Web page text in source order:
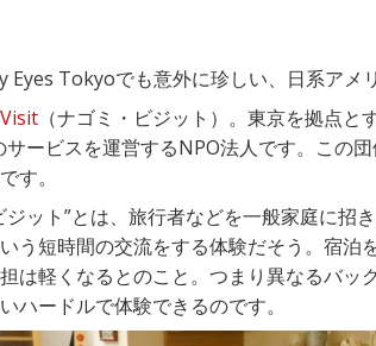
Eyes Tokyoでも意外に珍しい、日系アメ
（ナゴミ・ビジット）。東京を拠点
サービスを運営するNPO法人です。この
す。
ジット”とは、旅行者などを一般家庭に招
う短時間の交流をする体験だそう。宿
は軽くなるとのこと。つまり異なるバッ
ハードルで体験できるのです。